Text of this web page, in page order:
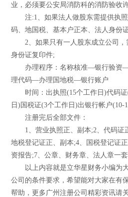
业，必须要公安局消防科的消防验收
注:1、如果法人做股东需提供执照
码、地国税、基本户正本、法人身份
2、如果只有一人股东成立公司，
身份证复印件;
办理程序：名称核准—银行验资
理代码—办理国地税—银行账户
时间：出执照(15个工作日)代码证
日)国税证(3个工作日)出银行帐户(10-
注册完后全部文件：
1、营业执照正、副本;2、代码证
地税登记证正、副本;4、国税登记证
资报告;7、公章、财务章、法人章一套
以上内容就是立华星财务小编为大
公司的条件要求，希望能对大家在有
帮助，更多广州注册公司精彩资讯请